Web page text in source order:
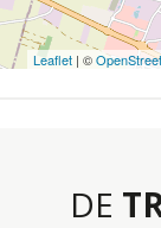
Leaflet | ©
DE